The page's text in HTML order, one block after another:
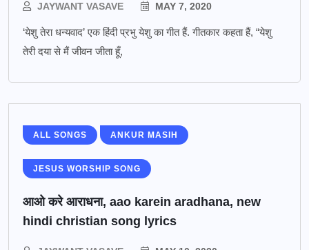
JAYWANT VASAVE MAY 7, 2020
‘येशु तेरा धन्यवाद’ एक हिंदी प्रभु येशु का गीत हैं. गीतकार कहता हैं, “येशु
तेरी दया से मैं जीवन जीता हूँ,
ALL SONGS ANKUR MASIH
JESUS WORSHIP SONG
आओ करे आराधना, aao karein aradhana, new
hindi christian song lyrics